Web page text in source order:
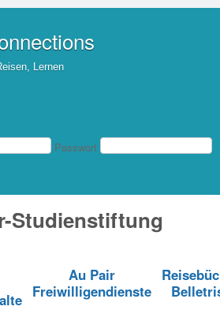
Lernen
Passwort
Studienstiftung
Au Pair
Freiwilligendienste